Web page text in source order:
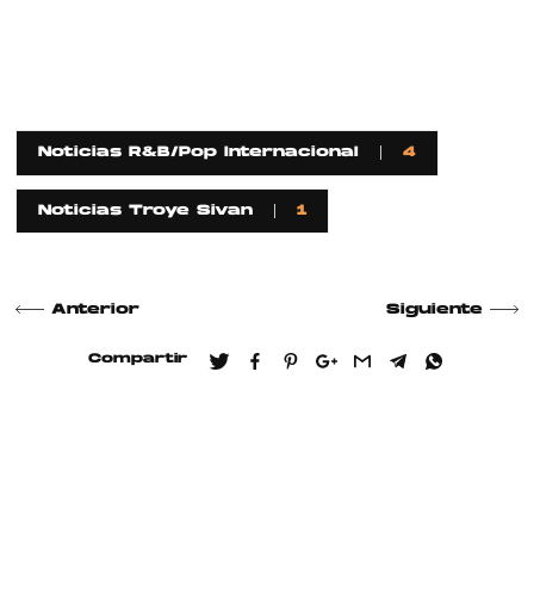
Noticias R&B/Pop Internacional 4
Noticias Troye Sivan 1
Anterior Siguiente
Compartir